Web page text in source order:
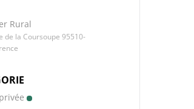
Rural
de la Coursoupe 95510-